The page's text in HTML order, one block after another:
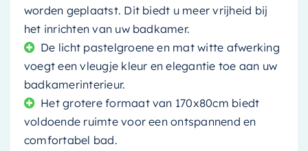
worden geplaatst. Dit biedt u meer vrijheid bij
het inrichten van uw badkamer.
De licht pastelgroene en mat witte afwerking
voegt een vleugje kleur en elegantie toe aan uw
badkamerinterieur.
Het grotere formaat van 170x80cm biedt
voldoende ruimte voor een ontspannend en
comfortabel bad.